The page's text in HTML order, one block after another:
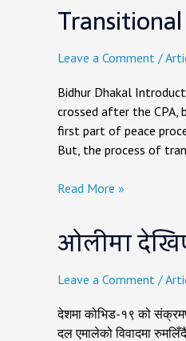
Leave a Comment /
Bidhur Dhakal
crossed after the
first part of peace
But, the process of
Justice
in
Nepal
Interest
and
Media
Coverage
Read More »
ओलीमा
Leave a Comment /
देशमा कोभिड-१९ को
दल एमालेको विवादमा
देखिएको
नेतान्यू
प्रवृत्ति,
सत्ता
लम्ब्याउन